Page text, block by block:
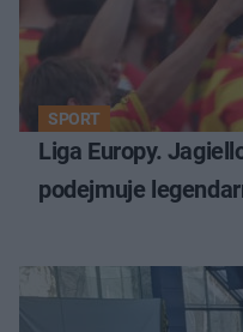
SPORT
Liga Europy.
podejmuje